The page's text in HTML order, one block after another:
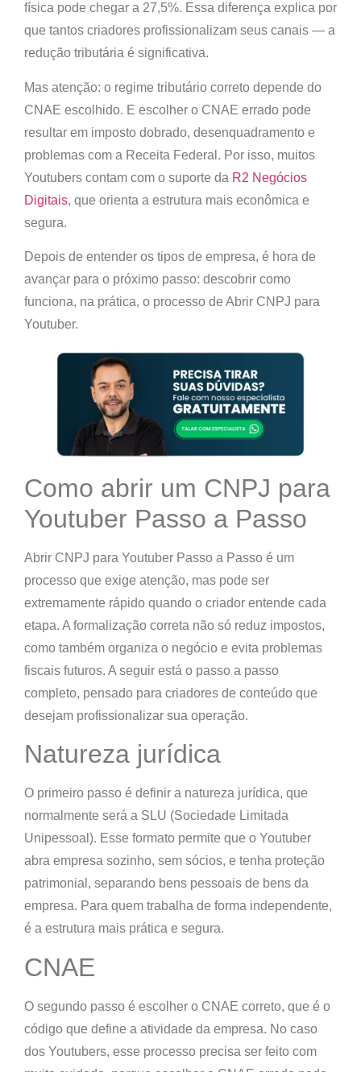
física pode chegar a 27,5%. Essa diferença explica por
que tantos criadores profissionalizam seus canais — a
redução tributária é significativa.
Mas atenção: o regime tributário correto depende do
CNAE escolhido. E escolher o CNAE errado pode
resultar em imposto dobrado, desenquadramento e
problemas com a Receita Federal. Por isso, muitos
Youtubers contam com o suporte da R2 Negócios
Digitais, que orienta a estrutura mais econômica e
segura.
Depois de entender os tipos de empresa, é hora de
avançar para o próximo passo: descobrir como
funciona, na prática, o processo de Abrir CNPJ para
Youtuber.
Como abrir um CNPJ para
Youtuber Passo a Passo
Abrir CNPJ para Youtuber Passo a Passo é um
processo que exige atenção, mas pode ser
extremamente rápido quando o criador entende cada
etapa. A formalização correta não só reduz impostos,
como também organiza o negócio e evita problemas
fiscais futuros. A seguir está o passo a passo
completo, pensado para criadores de conteúdo que
desejam profissionalizar sua operação.
Natureza jurídica
O primeiro passo é definir a natureza jurídica, que
normalmente será a SLU (Sociedade Limitada
Unipessoal). Esse formato permite que o Youtuber
abra empresa sozinho, sem sócios, e tenha proteção
patrimonial, separando bens pessoais de bens da
empresa. Para quem trabalha de forma independente,
é a estrutura mais prática e segura.
CNAE
O segundo passo é escolher o CNAE correto, que é o
código que define a atividade da empresa. No caso
dos Youtubers, esse processo precisa ser feito com